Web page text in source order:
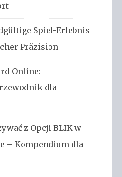
Spiel-Erlebnis
Präzision
Online:
dla
z Opcji BLIK w
– Kompendium dla